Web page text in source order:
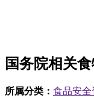
国务院相关
所属分类： 食品安全